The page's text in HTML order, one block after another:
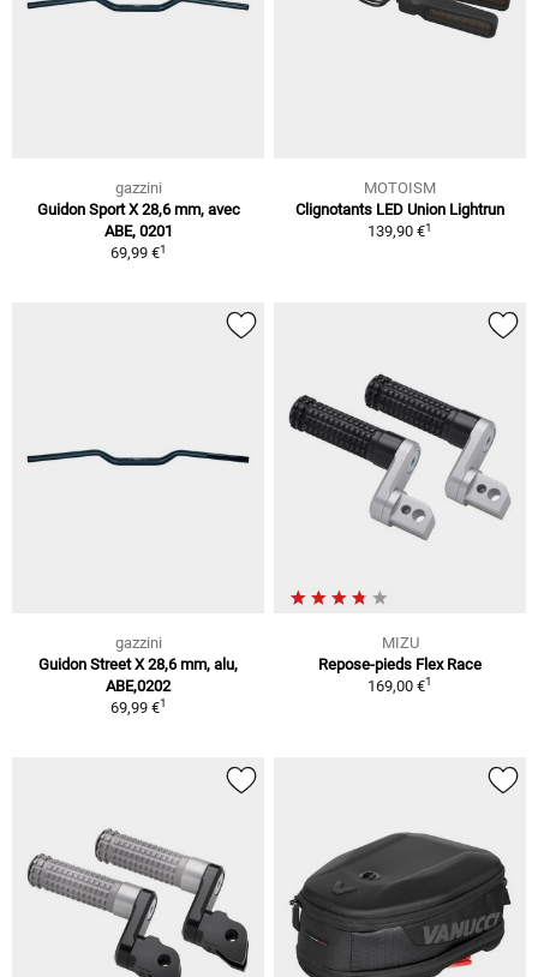
gazzini
Guidon Sport X 28,6 mm, avec
ABE, 0201
69,99 €1
MOTOISM
Clignotants LED Union Lightrun
139,90 €1
gazzini
Guidon Street X 28,6 mm, alu,
ABE,0202
69,99 €1
MIZU
Repose-pieds Flex Race
169,00 €1